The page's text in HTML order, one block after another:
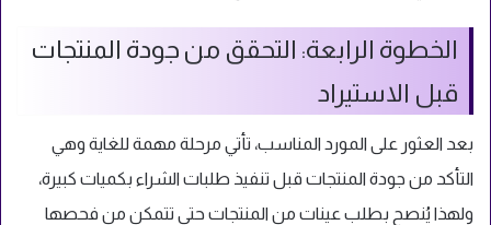
الخطوة الرابعة: التحقق من جودة المنتجات
قبل الاستيراد
بعد العثور على المورد المناسب، تأتي مرحلة مهمة للغاية وهي
التأكد من جودة المنتجات قبل تنفيذ طلبات الشراء بكميات كبيرة،
ولهذا يُنصح بطلب عينات من المنتجات حتى تتمكن من فحصها